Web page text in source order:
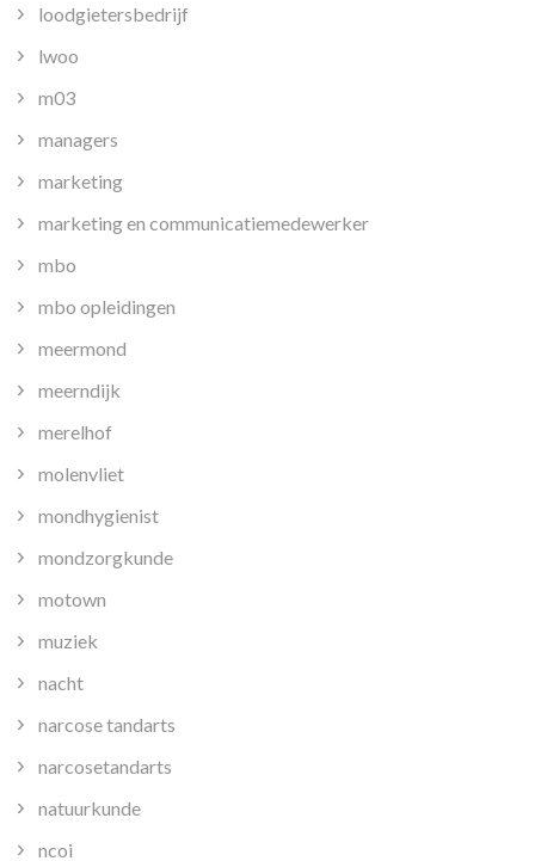
loodgietersbedrijf
lwoo
m03
managers
marketing
marketing en communicatiemedewerker
mbo
mbo opleidingen
meermond
meerndijk
merelhof
molenvliet
mondhygienist
mondzorgkunde
motown
muziek
nacht
narcose tandarts
narcosetandarts
natuurkunde
ncoi